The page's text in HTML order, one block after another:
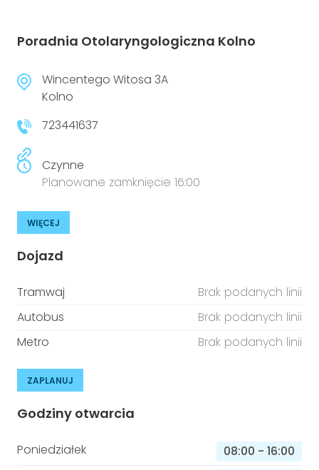
Poradnia Otolaryngologiczna Kolno
Wincentego Witosa 3A
Kolno
723441637
Czynne
Planowane zamknięcie 16:00
WIĘCEJ
Dojazd
Tramwaj
Brak podanych linii
Autobus
Brak podanych linii
Metro
Brak podanych linii
ZAPLANUJ
Godziny otwarcia
Poniedziałek 08:00 - 16:00